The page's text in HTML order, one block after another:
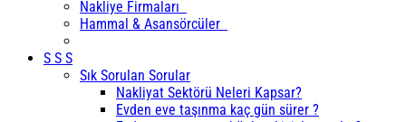
Nakliye Firmaları
Hammal & Asansörcüler
S S S
Sık Sorulan Sorular
Nakliyat Sektörü Neleri Kapsar?
Evden eve taşınma kaç gün sürer ?